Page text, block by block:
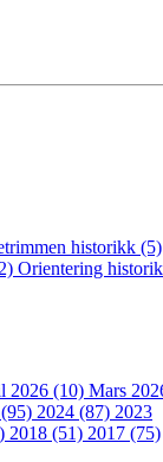
historikk (5)
Orientering
2026 (10) Mars
2024 (87) 2023
2018 (51) 2017 (75)